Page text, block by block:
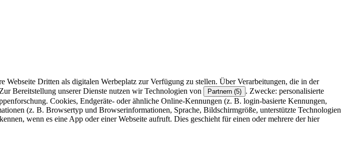
Dritten als digitalen Werbeplatz zur Verfügung zu stellen. Über Verarbeitungen, die in der
Zur Bereitstellung unserer Dienste nutzen wir Technologien von Partnern (5) . Zwecke: personalisierte
Cookies, Endgeräte- oder ähnliche Online-Kennungen (z. B. login-basierte Kennungen,
(z. B. Browsertyp und Browserinformationen, Sprache, Bildschirmgröße, unterstützte Technologien
wenn es eine App oder einer Webseite aufruft. Dies geschieht für einen oder mehrere der hier